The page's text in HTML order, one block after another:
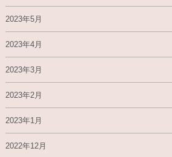
2023年5月
2023年4月
2023年3月
2023年2月
2023年1月
2022年12月